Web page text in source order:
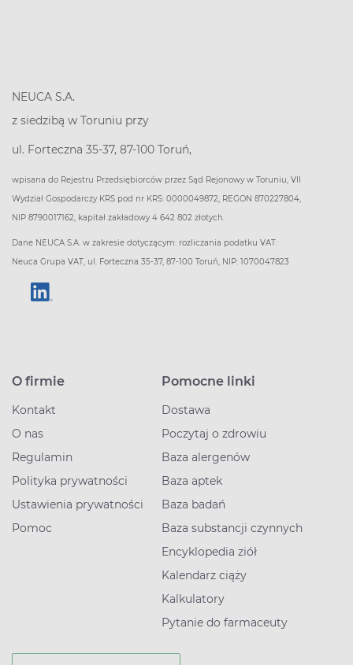
NEUCA S.A.
z siedzibą w Toruniu przy
ul. Forteczna 35-37, 87-100 Toruń,
wpisana do Rejestru Przedsiębiorców przez Sąd Rejonowy w Toruniu, VII
Wydział Gospodarczy KRS pod nr KRS: 0000049872, REGON 870227804,
NIP 8790017162, kapitał zakładowy 4 642 802 złotych.
Dane NEUCA S.A. w zakresie dotyczącym: rozliczania podatku VAT:
Neuca Grupa VAT, ul. Forteczna 35-37, 87-100 Toruń, NIP: 1070047823
O firmie
Kontakt
O nas
Regulamin
Polityka prywatności
Ustawienia prywatności
Pomoc
Pomocne linki
Dostawa
Poczytaj o zdrowiu
Baza alergenów
Baza aptek
Baza badań
Baza substancji czynnych
Encyklopedia ziół
Kalendarz ciąży
Kalkulatory
Pytanie do farmaceuty